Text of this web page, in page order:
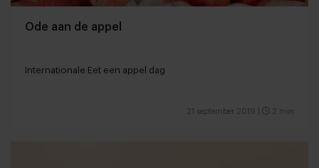
Ode aan de appel
Internationale Eet een appel dag
21 september 2019 2 min